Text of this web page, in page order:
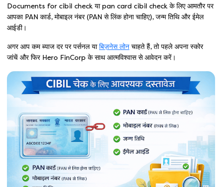
Documents for cibil check या pan card cibil check के लिए आमतौर पर
आपका PAN कार्ड, मोबाइल नंबर (PAN से लिंक होना चाहिए), जन्म तिथि और ईमेल
आईडी।
अगर आप कम ब्याज दर पर पर्सनल या बिज़नेस लोन चाहते हैं, तो पहले अपना स्कोर
जांचें और फिर Hero FinCorp के साथ आत्मविश्वास से आवेदन करें।